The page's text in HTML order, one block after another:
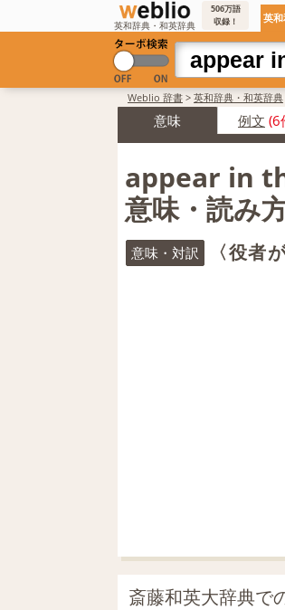
英和辞典・和英辞典
506万語
収録！
英
Weblio 辞書 > 英和辞典・和英辞典
意味 例文 (6
appear in
意味・読み
意味・対訳 〈役者
斎藤和英大辞典で